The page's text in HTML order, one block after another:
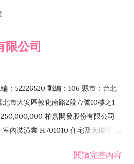
限公司
：52226520 郵編：106 縣市：台北
市大安區敦化南路2段77號10樓之1
柏嘉開發股份有限公司
內裝潢業 H701010 住宅及大樓開發
業 H703100 不動產租賃業 I503010
閱讀完整內容